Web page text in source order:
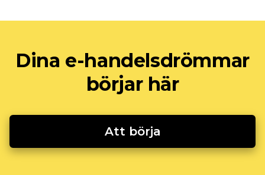
Dina e-handelsdrömmar
börjar här
Att börja